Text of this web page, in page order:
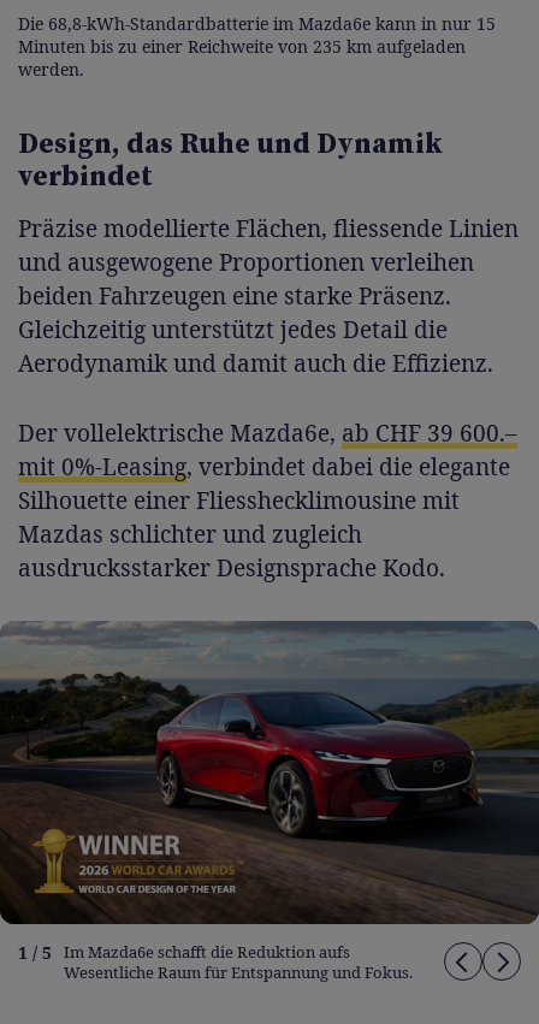
Die 68,8-kWh-Standardbatterie im Mazda6e kann in nur 15
Minuten bis zu einer Reichweite von 235 km aufgeladen
werden.
Design, das Ruhe und Dynamik
verbindet
Präzise modellierte Flächen, fliessende Linien
und ausgewogene Proportionen verleihen
beiden Fahrzeugen eine starke Präsenz.
Gleichzeitig unterstützt jedes Detail die
Aerodynamik und damit auch die Effizienz.
Der vollelektrische Mazda6e, ab CHF 39 600.–
mit 0%-Leasing, verbindet dabei die elegante
Silhouette einer Fliesshecklimousine mit
Mazdas schlichter und zugleich
ausdrucksstarker Designsprache Kodo.
1 / 5
Im Mazda6e schafft die Reduktion aufs
Wesentliche Raum für Entspannung und Fokus.